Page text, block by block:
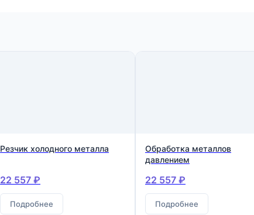
Резчик холодного металла
22 557 ₽
Подробнее
Обработка металлов
давлением
22 557 ₽
Подробнее